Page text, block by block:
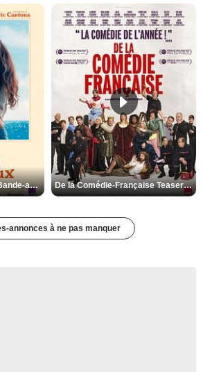
Les Matins merveilleux Bande-annonce VF De la Comédie-Française Teaser VF
annonces à ne pas manquer